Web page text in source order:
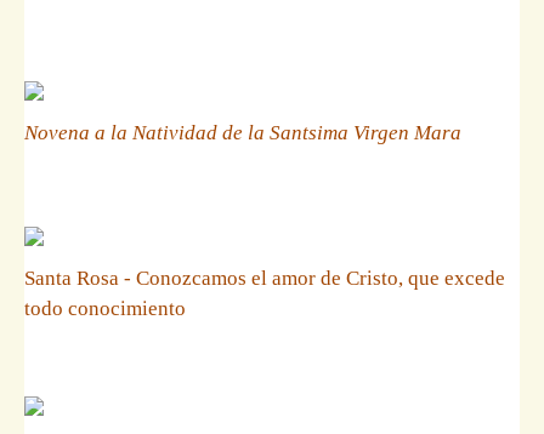
Novena a la Natividad de la Santsima Virgen Mara
Santa Rosa - Conozcamos el amor de Cristo, que excede
todo conocimiento